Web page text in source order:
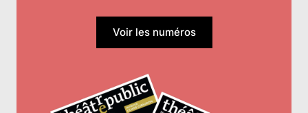
Voir les numéros